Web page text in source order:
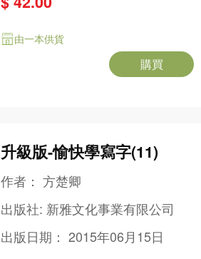
由一本供貨
購買
升級版-愉快學寫字(11)
作者：方楚卿
出版社: 新雅文化事業有限公司
出版日期：2015年06月15日